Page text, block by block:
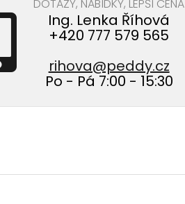
DOTAZY, NABÍDKY, LEPŠÍ CENA
Ing. Lenka Říhová
+420 777 579 565
rihova@peddy.cz
Po - Pá 7:00 - 15:30